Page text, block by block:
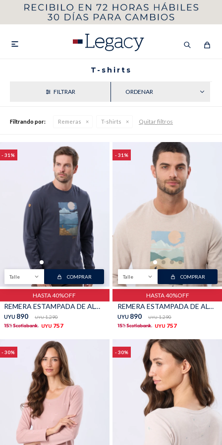

T-shirts
Filtrando por: Remeras T-shirts Quitar filtros
31
Talle COMPRAR
HASTA 40%OFF
REMERA ESTAMPADA DE ALGODÓN - Azul
UYU 890 UYU 1.290
UYU 757
31
Talle COMPRAR
HASTA 40%OFF
REMERA ESTAMPADA DE ALGODÓN - Beige
UYU 890 UYU 1.290
UYU 757
30 30
MI CUENTA
VER COLECCIÓN DE HOMBRE
Remeras
Buzos Pantalones
Canguros